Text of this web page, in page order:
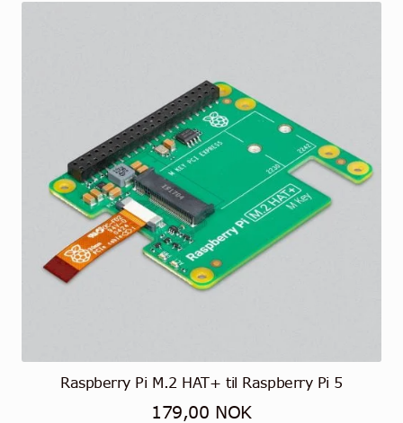
Raspberry Pi M.2 HAT+ til Raspberry Pi 5
179,00 NOK